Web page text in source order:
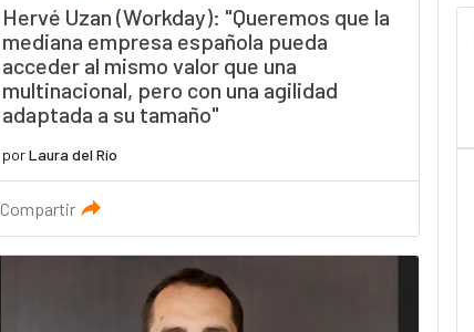
Hervé Uzan (Workday): "Queremos que la
mediana empresa española pueda
acceder al mismo valor que una
multinacional, pero con una agilidad
adaptada a su tamaño"
porLaura del Río
Compartir